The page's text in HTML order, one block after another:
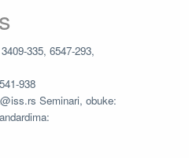
335, 6547-293,
938
Seminari, obuke: